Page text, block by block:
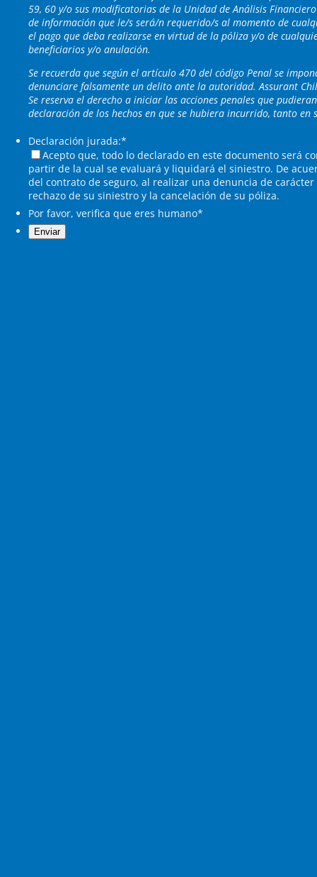
59, 60 y/o sus modificatorias de la Unidad de Análisis
de información que le/s será/n requerido/s al momento de
el pago que deba realizarse en virtud de la póliza y/o de
beneficiarios y/o anulación.
Se recuerda que según el artículo 470 del código Penal se
denunciare falsamente un delito ante la autoridad. Assurant
Se reserva el derecho a iniciar las acciones penales que
declaración de los hechos en que se hubiera incurrido, tanto
Declaración jurada:*
Acepto que, todo lo declarado en este documento será
partir de la cual se evaluará y liquidará el siniestro. De
del contrato de seguro, al realizar una denuncia de
rechazo de su siniestro y la cancelación de su póliza.
Por favor, verifica que eres humano*
Enviar